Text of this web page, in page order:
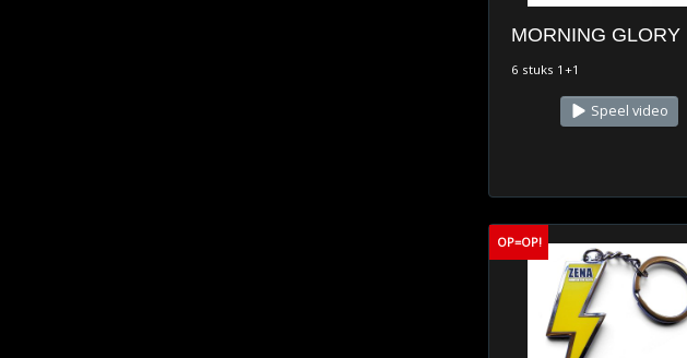
MORNING GLORY
6 stuks 1+1
Speel video
OP=OP!